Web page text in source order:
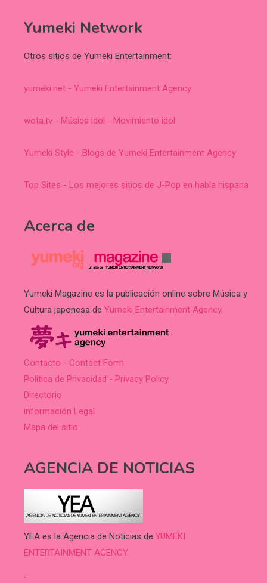
Yumeki Network
Otros sitios de Yumeki Entertainment:
yumeki.net - Yumeki Entertainment Agency
wota.tv - Música idol - Movimiento idol
Yumeki Style - Blogs de Yumeki Entertainment Agency
Top Sites - Los mejores sitios de J-Pop en habla hispana
Acerca de
Yumeki Magazine es la publicación online sobre Música y
Cultura japonesa de Yumeki Entertainment Agency.
Contacto - Contact Form
Política de Privacidad - Privacy Policy
Directorio
información Legal
Mapa del sitio
AGENCIA DE NOTICIAS
YEA es la Agencia de Noticias de YUMEKI
ENTERTAINMENT AGENCY.
.